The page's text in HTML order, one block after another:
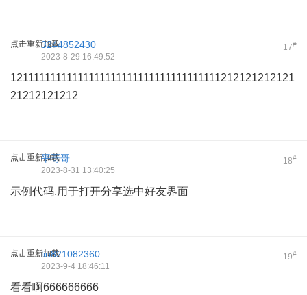
点击重新加载 17#
3244852430
2023-8-29 16:49:52
12111111111111111111111111111111111111212121212121
21212121212
点击重新加载 18#
平哥哥
2023-8-31 13:40:25
示例代码,用于打开分享选中好友界面
点击重新加载 19#
liu821082360
2023-9-4 18:46:11
看看啊666666666